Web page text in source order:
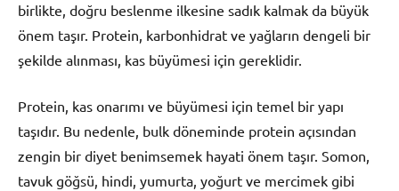
birlikte, doğru beslenme ilkesine sadık kalmak da büyük
önem taşır. Protein, karbonhidrat ve yağların dengeli bir
şekilde alınması, kas büyümesi için gereklidir.
Protein, kas onarımı ve büyümesi için temel bir yapı
taşıdır. Bu nedenle, bulk döneminde protein açısından
zengin bir diyet benimsemek hayati önem taşır. Somon,
tavuk göğsü, hindi, yumurta, yoğurt ve mercimek gibi